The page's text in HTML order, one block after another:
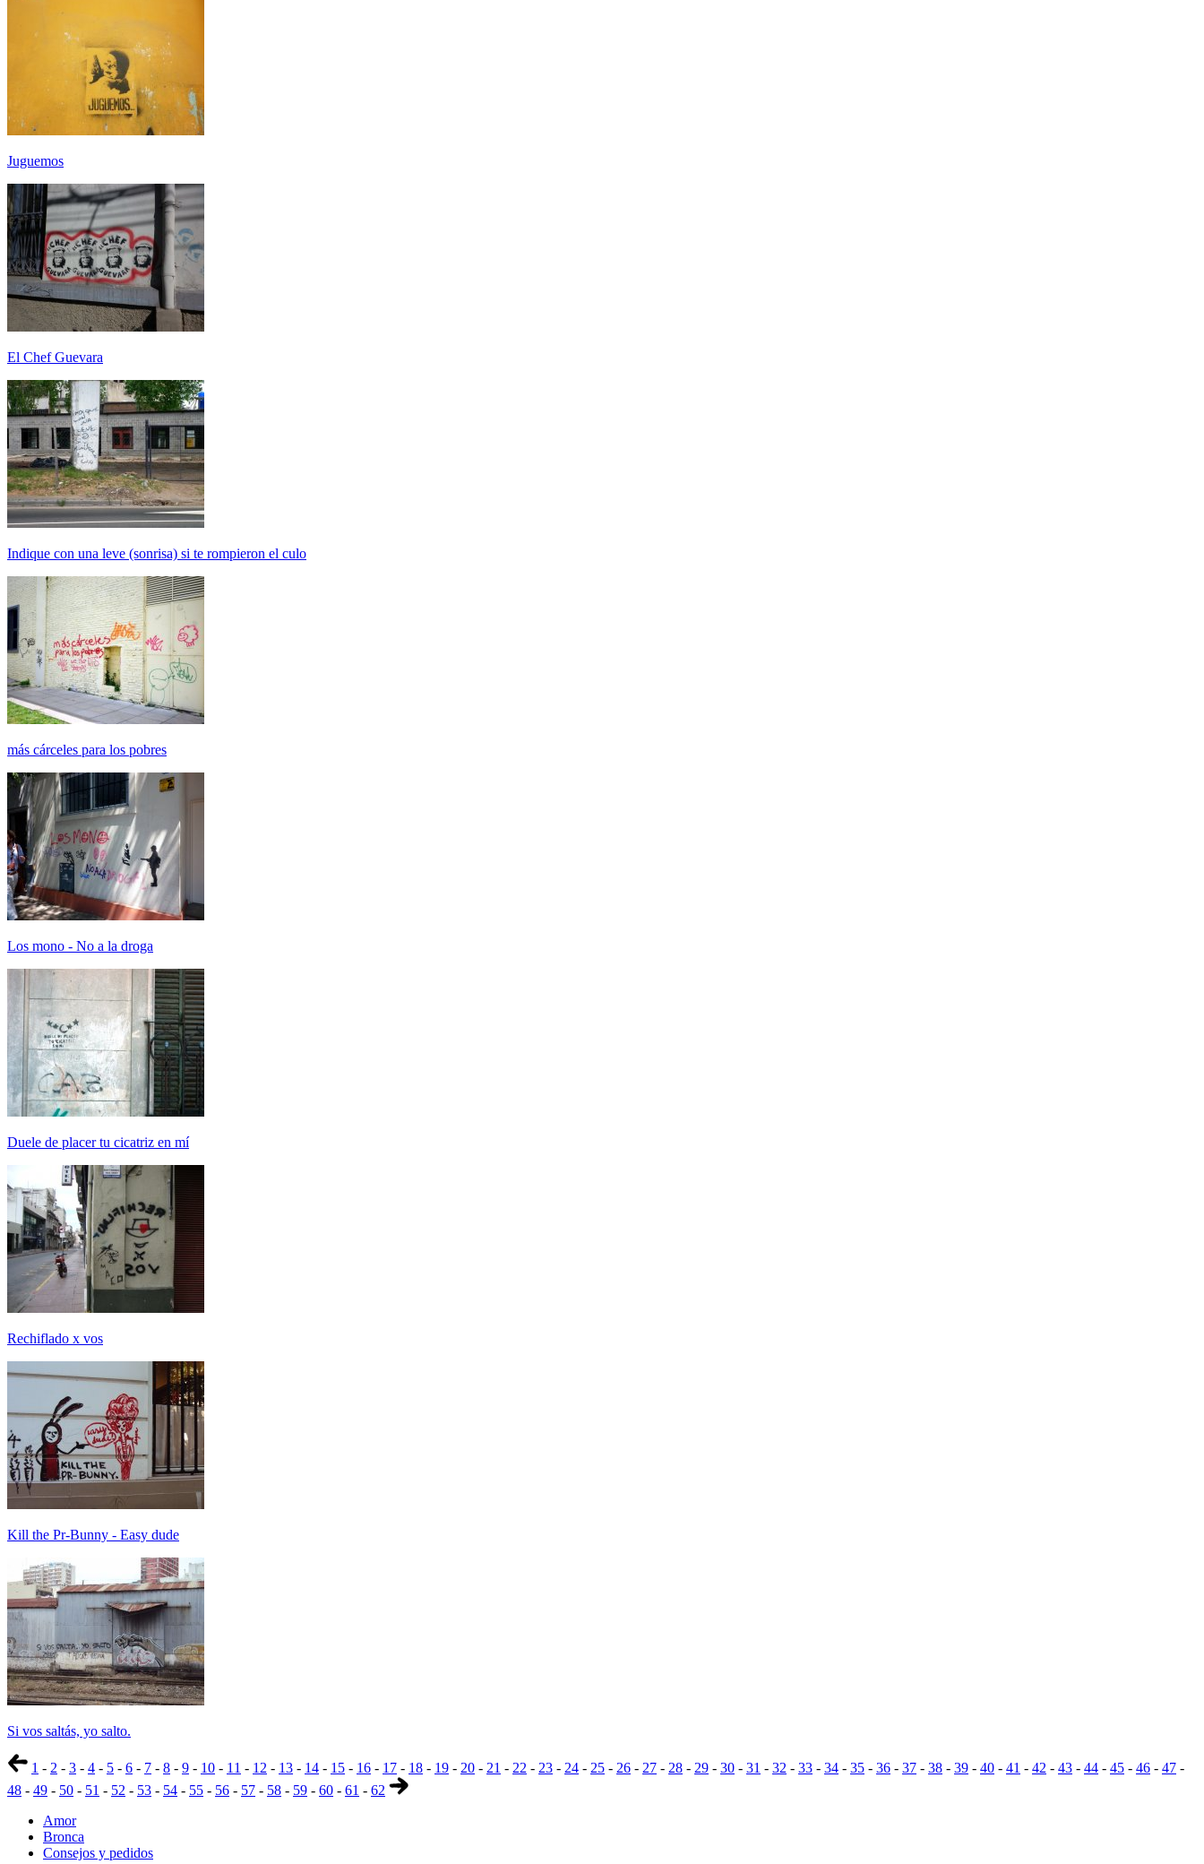
Juguemos
El Chef Guevara
Indique con una leve (sonrisa) si te rompieron el culo
más cárceles para los pobres
Los mono - No a la droga
Duele de placer tu cicatriz en mí
Rechiflado x vos
Kill the Pr-Bunny - Easy dude
Si vos saltás, yo salto.
1 - 2 - 3 - 4 - 5 - 6 - 7 - 8 - 9 - 10 - 11 - 12 - 13 - 14 - 15 - 16 - 17 - 18 - 19 - 20 - 21 - 22 - 23 - 24 - 25 - 26 - 27 - 28 - 29 - 30 - 31 - 32 - 33 - 34 - 35 - 36 - 37 - 38 - 39 - 40 - 41 - 42 - 43 - 44 - 45 - 46 - 47 -
48 - 49 - 50 - 51 - 52 - 53 - 54 - 55 - 56 - 57 - 58 - 59 - 60 - 61 - 62
Amor
Bronca
Consejos y pedidos